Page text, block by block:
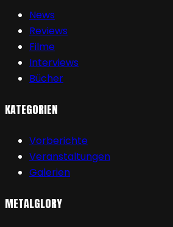
News
Reviews
Filme
Interviews
Bücher
KATEGORIEN
Vorberichte
Veranstaltungen
Galerien
METALGLORY